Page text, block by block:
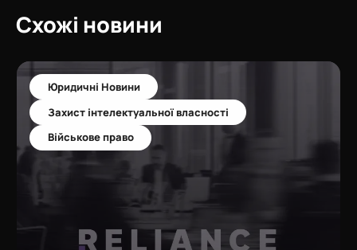
Схожі новини
Юридичні Новини
Захист інтелектуальної власності
Військове право